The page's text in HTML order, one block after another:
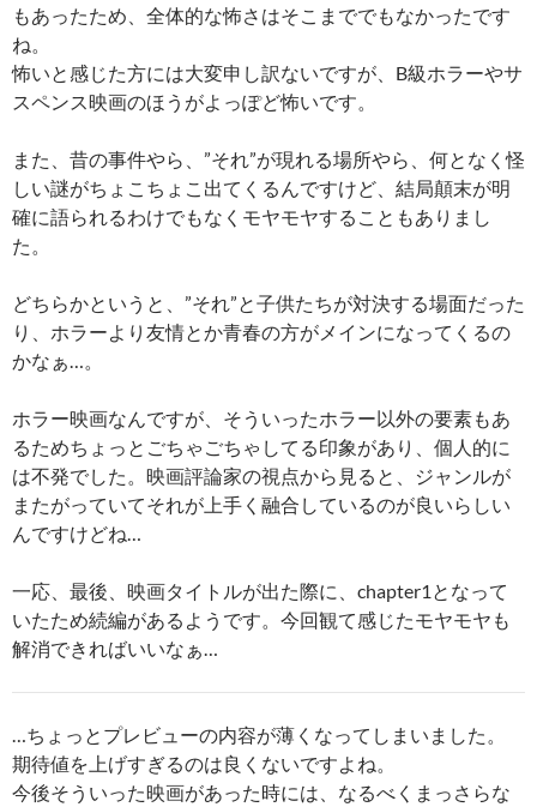
もあったため、全体的な怖さはそこまででもなかったです
ね。
怖いと感じた方には大変申し訳ないですが、B級ホラーやサ
スペンス映画のほうがよっぽど怖いです。
また、昔の事件やら、”それ”が現れる場所やら、何となく怪
しい謎がちょこちょこ出てくるんですけど、結局顛末が明
確に語られるわけでもなくモヤモヤすることもありまし
た。
どちらかというと、”それ”と子供たちが対決する場面だった
り、ホラーより友情とか青春の方がメインになってくるの
かなぁ…。
ホラー映画なんですが、そういったホラー以外の要素もあ
るためちょっとごちゃごちゃしてる印象があり、個人的に
は不発でした。映画評論家の視点から見ると、ジャンルが
またがっていてそれが上手く融合しているのが良いらしい
んですけどね…
一応、最後、映画タイトルが出た際に、chapter1となって
いたため続編があるようです。今回観て感じたモヤモヤも
解消できればいいなぁ…
…ちょっとプレビューの内容が薄くなってしまいました。
期待値を上げすぎるのは良くないですよね。
今後そういった映画があった時には、なるべくまっさらな